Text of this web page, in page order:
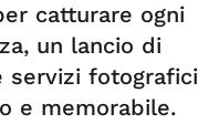
catturare ogni
un lancio di
servizi fotografici
e memorabile.